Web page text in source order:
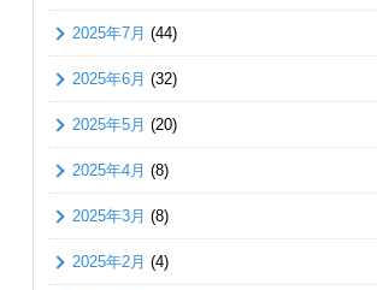
2025年7月 (44)
2025年6月 (32)
2025年5月 (20)
2025年4月 (8)
2025年3月 (8)
2025年2月 (4)